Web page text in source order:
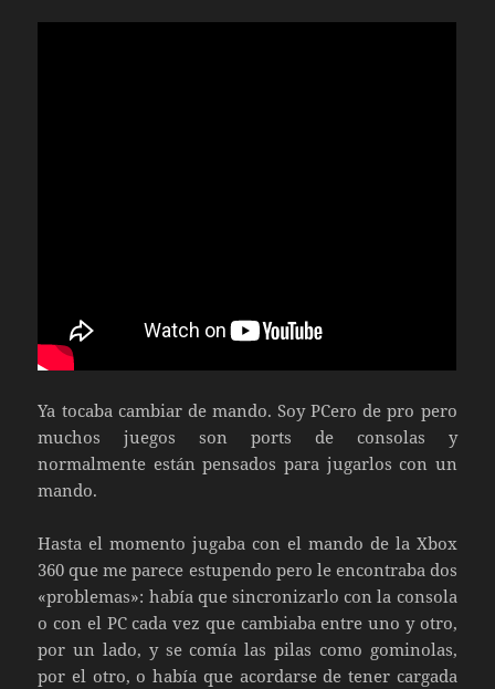
Ya tocaba cambiar de mando. Soy PCero de pro pero
muchos juegos son ports de consolas y
normalmente están pensados para jugarlos con un
mando.
Hasta el momento jugaba con el mando de la Xbox
360 que me parece estupendo pero le encontraba dos
«problemas»: había que sincronizarlo con la consola
o con el PC cada vez que cambiaba entre uno y otro,
por un lado, y se comía las pilas como gominolas,
por el otro, o había que acordarse de tener cargada